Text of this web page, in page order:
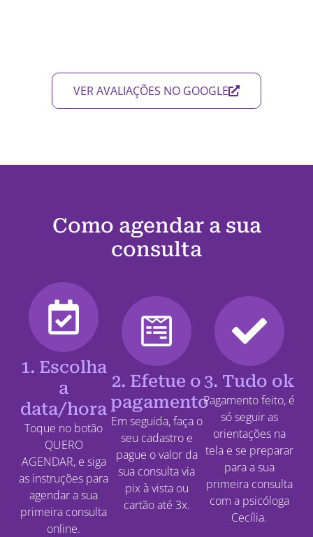
VER AVALIAÇÕES NO GOOGLE
Como agendar a sua
consulta
1. Escolha
a
data/hora
Toque no botão
QUERO
AGENDAR, e siga
as instruções para
agendar a sua
primeira consulta
online.
2. Efetue o
pagamento
Em seguida, faça o
seu cadastro e
pague o valor da
sua consulta via
pix à vista ou
cartão até 3x.
3. Tudo ok
Pagamento feito, é
só seguir as
orientações na
tela e se preparar
para a sua
primeira consulta
com a psicóloga
Cecília.